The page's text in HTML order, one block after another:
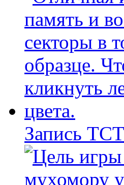
Запись ТСТ